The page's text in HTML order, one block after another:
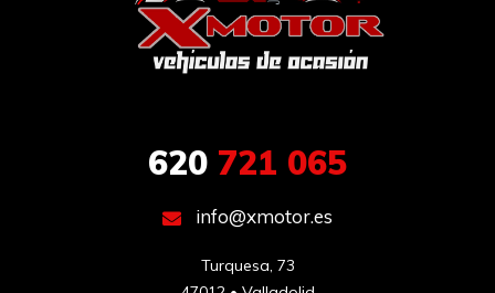
620 721 065
info@xmotor.es
Turquesa, 73